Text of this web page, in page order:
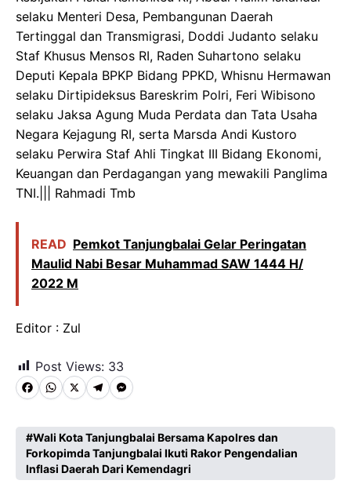
selaku Menteri Desa, Pembangunan Daerah
Tertinggal dan Transmigrasi, Doddi Judanto selaku
Staf Khusus Mensos RI, Raden Suhartono selaku
Deputi Kepala BPKP Bidang PPKD, Whisnu Hermawan
selaku Dirtipideksus Bareskrim Polri, Feri Wibisono
selaku Jaksa Agung Muda Perdata dan Tata Usaha
Negara Kejagung RI, serta Marsda Andi Kustoro
selaku Perwira Staf Ahli Tingkat III Bidang Ekonomi,
Keuangan dan Perdagangan yang mewakili Panglima
TNI.||| Rahmadi Tmb
READ Pemkot Tanjungbalai Gelar Peringatan
Maulid Nabi Besar Muhammad SAW 1444 H/
2022 M
Editor : Zul
Post Views: 33
F
c
e
W
a
t
X T
l
e
M
s
s
Wali Kota Tanjungbalai Bersama Kapolres dan
Forkopimda Tanjungbalai Ikuti Rakor Pengendalian
Inflasi Daerah Dari Kemendagri